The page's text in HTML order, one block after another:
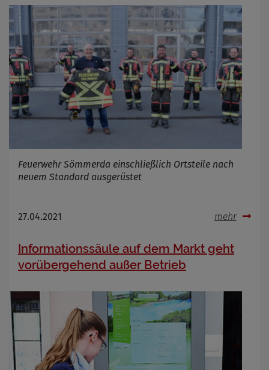
Feuerwehr Sömmerda einschließlich Ortsteile nach
neuem Standard ausgerüstet
27.04.2021 mehr
Informationssäule auf dem Markt geht
vorübergehend außer Betrieb